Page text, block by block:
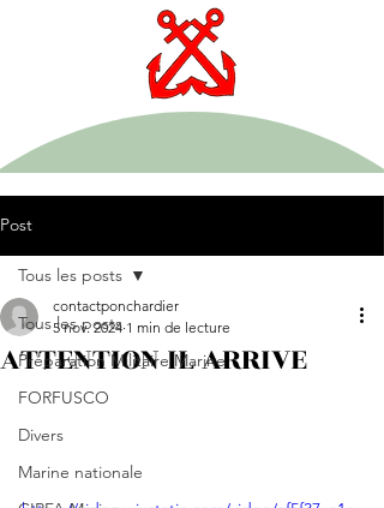
Post
Tous les posts
Préparation Militaire Marine
FORFUSCO
Divers
Marine nationale
Tous les posts
ATTENTION IL ARRIVE
contactponchardier
5 nov. 2024 1 min de lecture